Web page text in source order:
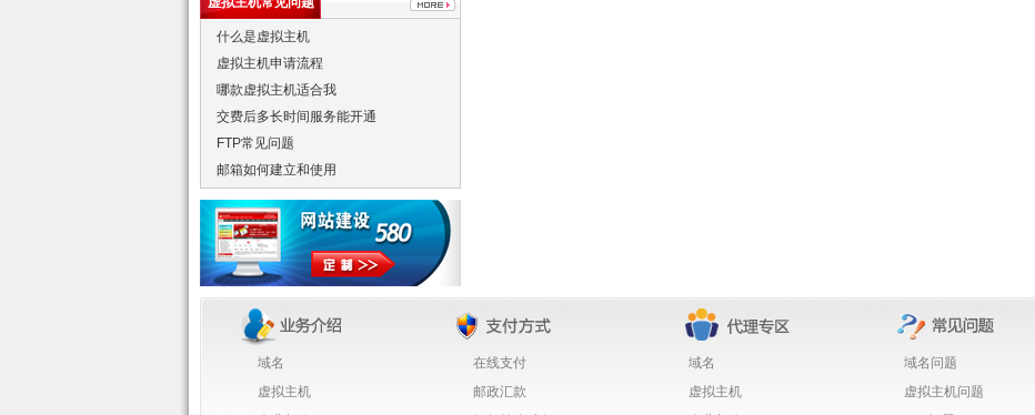
什么是虚拟主机
虚拟主机申请流程
哪款虚拟主机适合我
交费后多长时间服务能开通
FTP常见问题
邮箱如何建立和使用
域名
虚拟主机
在线支付
邮政汇款
域名
虚拟主机
域名问题
虚拟主机问题